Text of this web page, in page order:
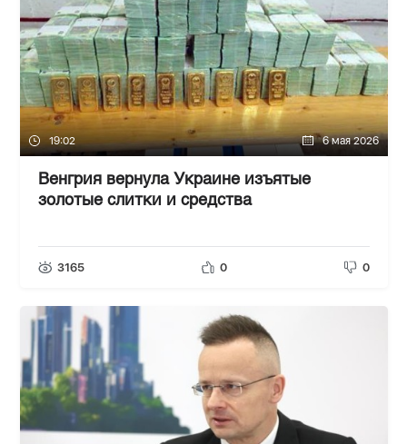
19:02 6 мая 2026
Венгрия вернула Украине изъятые
золотые слитки и средства
3165 0 0